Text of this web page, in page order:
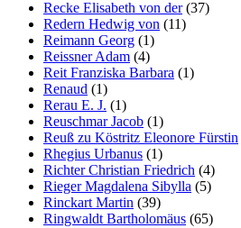
Recke Elisabeth von der(37)
Redern Hedwig von (11)
Reimann Georg (1)
Reissner Adam (4)
Reit Franziska Barbara (1)
Renaud (1)
Rerau E. J. (1)
Reuschmar Jacob (1)
Reuß zu Köstritz Eleonore Fürstin
Rhegius Urbanus (1)
Richter Christian Friedrich (4)
Rieger Magdalena Sibylla (5)
Rinckart Martin (39)
Ringwaldt Bartholomäus (65)